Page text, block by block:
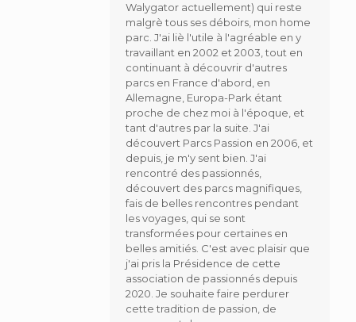
Walygator actuellement) qui reste
malgrè tous ses déboirs, mon home
parc. J'ai liè l'utile à l'agréable en y
travaillant en 2002 et 2003, tout en
continuant à découvrir d'autres
parcs en France d'abord, en
Allemagne, Europa-Park étant
proche de chez moi à l'époque, et
tant d'autres par la suite. J'ai
découvert Parcs Passion en 2006, et
depuis, je m'y sent bien. J'ai
rencontré des passionnés,
découvert des parcs magnifiques,
fais de belles rencontres pendant
les voyages, qui se sont
transformées pour certaines en
belles amitiés. C'est avec plaisir que
j'ai pris la Présidence de cette
association de passionnés depuis
2020. Je souhaite faire perdurer
cette tradition de passion, de